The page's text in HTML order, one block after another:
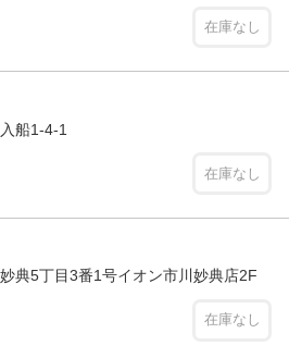
在庫なし
船1-4-1
在庫なし
典5丁目3番1号イオン市川妙典店2F
在庫なし